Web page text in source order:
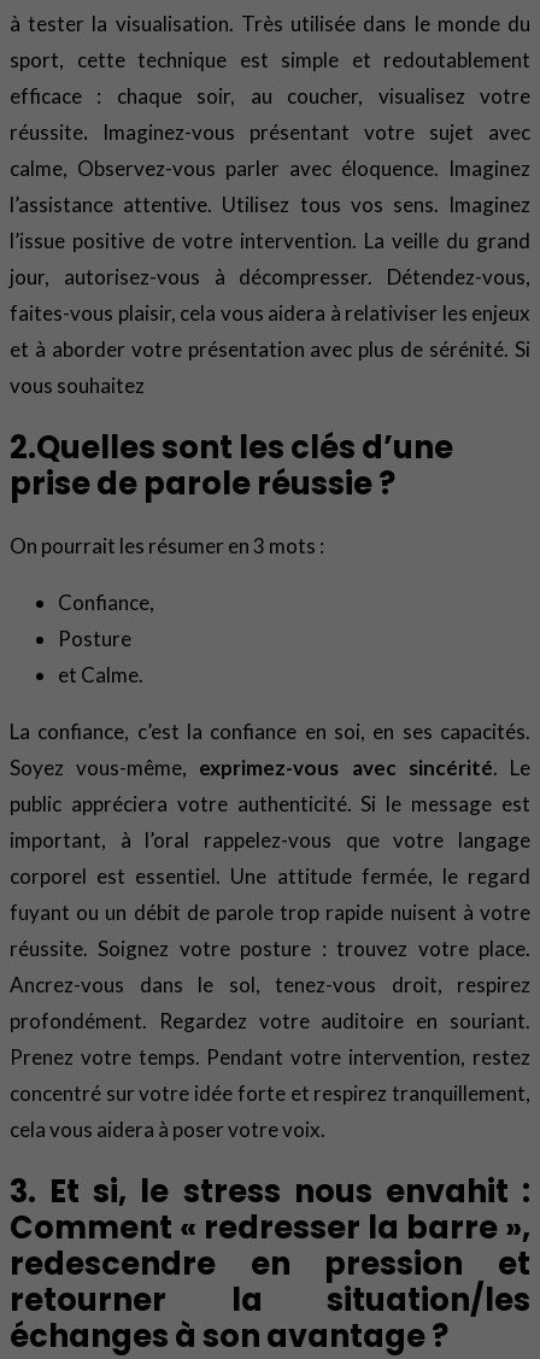
à tester la visualisation. Très utilisée dans le monde du
sport, cette technique est simple et redoutablement
efficace : chaque soir, au coucher, visualisez votre
réussite. Imaginez-vous présentant votre sujet avec
calme, Observez-vous parler avec éloquence. Imaginez
l’assistance attentive. Utilisez tous vos sens. Imaginez
l’issue positive de votre intervention. La veille du grand
jour, autorisez-vous à décompresser. Détendez-vous,
faites-vous plaisir, cela vous aidera à relativiser les enjeux
et à aborder votre présentation avec plus de sérénité. Si
vous souhaitez
2.Quelles sont les clés d’une
prise de parole réussie ?
On pourrait les résumer en 3 mots :
Confiance,
Posture
et Calme.
La confiance, c’est la confiance en soi, en ses capacités.
Soyez vous-même, exprimez-vous avec sincérité. Le
public appréciera votre authenticité. Si le message est
important, à l’oral rappelez-vous que votre langage
corporel est essentiel. Une attitude fermée, le regard
fuyant ou un débit de parole trop rapide nuisent à votre
réussite. Soignez votre posture : trouvez votre place.
Ancrez-vous dans le sol, tenez-vous droit, respirez
profondément. Regardez votre auditoire en souriant.
Prenez votre temps. Pendant votre intervention, restez
concentré sur votre idée forte et respirez tranquillement,
cela vous aidera à poser votre voix.
3. Et si, le stress nous envahit :
Comment « redresser la barre »,
redescendre en pression et
retourner la situation/les
échanges à son avantage ?